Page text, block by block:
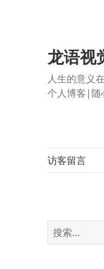
龙语视
人生的意义
个人博客|随
访客留言
搜
索：